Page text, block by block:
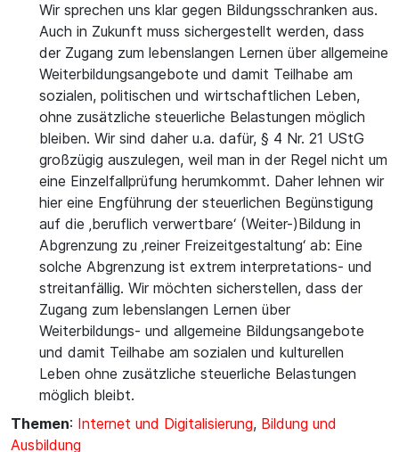
Wir sprechen uns klar gegen Bildungsschranken aus.
Auch in Zukunft muss sichergestellt werden, dass
der Zugang zum lebenslangen Lernen über allgemeine
Weiterbildungsangebote und damit Teilhabe am
sozialen, politischen und wirtschaftlichen Leben,
ohne zusätzliche steuerliche Belastungen möglich
bleiben. Wir sind daher u.a. dafür, § 4 Nr. 21 UStG
großzügig auszulegen, weil man in der Regel nicht um
eine Einzelfallprüfung herumkommt. Daher lehnen wir
hier eine Engführung der steuerlichen Begünstigung
auf die ‚beruflich verwertbare‘ (Weiter-)Bildung in
Abgrenzung zu ‚reiner Freizeitgestaltung‘ ab: Eine
solche Abgrenzung ist extrem interpretations- und
streitanfällig. Wir möchten sicherstellen, dass der
Zugang zum lebenslangen Lernen über
Weiterbildungs- und allgemeine Bildungsangebote
und damit Teilhabe am sozialen und kulturellen
Leben ohne zusätzliche steuerliche Belastungen
möglich bleibt.
Themen: Internet und Digitalisierung, Bildung und
Ausbildung